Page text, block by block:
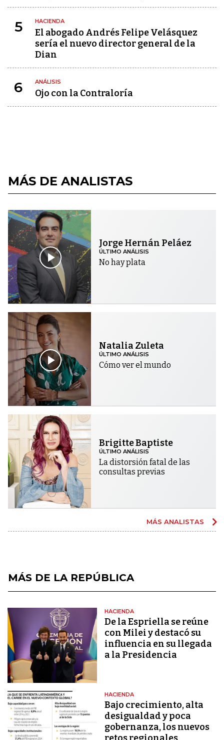
5 HACIENDA
El abogado Andrés Felipe Velásquez
sería el nuevo director general de la
Dian
6 ANÁLISIS
Ojo con la Contraloría
MÁS DE ANALISTAS
Jorge Hernán Peláez
ÚLTIMO ANÁLISIS
No hay plata
Natalia Zuleta
ÚLTIMO ANÁLISIS
Cómo ver el mundo
Brigitte Baptiste
ÚLTIMO ANÁLISIS
La distorsión fatal de las
consultas previas
MÁS ANALISTAS
MÁS DE LA REPÚBLICA
HACIENDA
De la Espriella se reúne
con Milei y destacó su
influencia en su llegada
a la Presidencia
HACIENDA
Bajo crecimiento, alta
desigualdad y poca
gobernanza, los nuevos